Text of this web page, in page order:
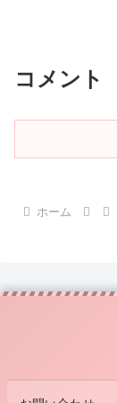
コメント
ホーム